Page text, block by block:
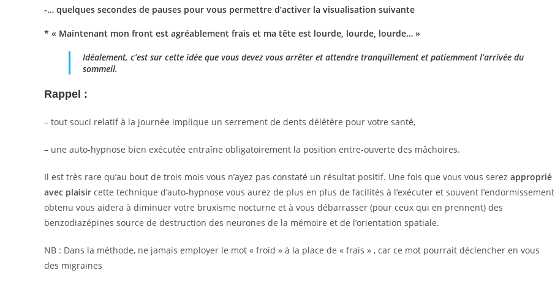
-… quelques secondes de pauses pour vous permettre d’activer la visualisation suivante
* « Maintenant mon front est agréablement frais et ma tête est lourde, lourde, lourde… »
Idéalement, c’est sur cette idée que vous devez vous arrêter et attendre tranquillement et patiemment l’arrivée du
sommeil.
Rappel :
– tout souci relatif à la journée implique un serrement de dents délétère pour votre santé,
– une auto-hypnose bien exécutée entraîne obligatoirement la position entre-ouverte des mâchoires.
Il est très rare qu’au bout de trois mois vous n’ayez pas constaté un résultat positif. Une fois que vous vous serez approprié
avec plaisir cette technique d’auto-hypnose vous aurez de plus en plus de facilités à l’exécuter et souvent l’endormissement
obtenu vous aidera à diminuer votre bruxisme nocturne et à vous débarrasser (pour ceux qui en prennent) des
benzodiazépines source de destruction des neurones de la mémoire et de l’orientation spatiale.
NB : Dans la méthode, ne jamais employer le mot « froid » à la place de « frais » , car ce mot pourrait déclencher en vous
des migraines